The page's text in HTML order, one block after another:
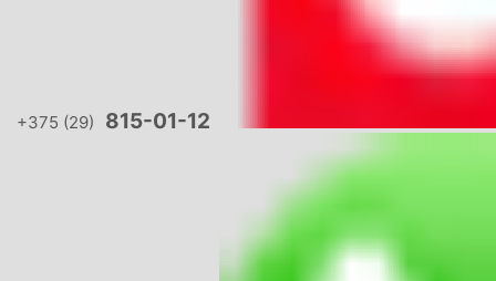
+375 (29) 815-01-12